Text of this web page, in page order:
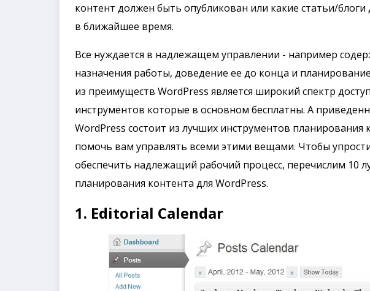
контент должен быть опубликован или какие статьи/
в ближайшее время.
Все нуждается в надлежащем управлении - например
назначения работы, доведение ее до конца и
из преимуществ WordPress является широкий спектр
инструментов которые в основном бесплатны. А
WordPress состоит из лучших инструментов планирования
помочь вам управлять всеми этими вещами. Чтобы
обеспечить надлежащий рабочий процесс, перечислим 10
планирования контента для WordPress.
1. Editorial Calendar